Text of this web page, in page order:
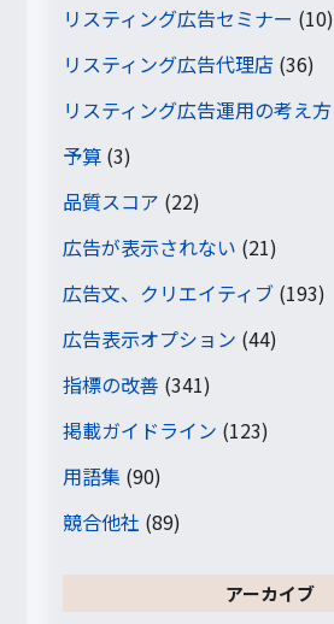
リスティング広告セミナー (10)
リスティング広告代理店 (36)
リスティング広告運用の考え方
予算 (3)
品質スコア (22)
広告が表示されない (21)
広告文、クリエイティブ (193)
広告表示オプション (44)
指標の改善 (341)
掲載ガイドライン (123)
用語集 (90)
競合他社 (89)
アーカイブ